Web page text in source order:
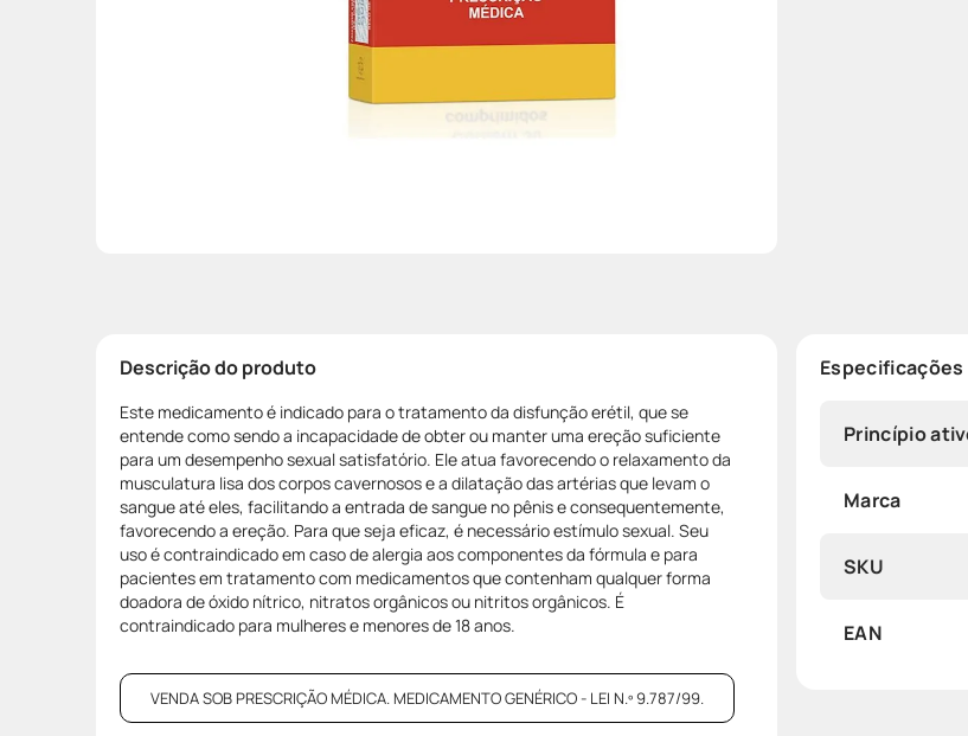
Descrição do produto
Este medicamento é indicado para o tratamento da disfunção erétil, que se
entende como sendo a incapacidade de obter ou manter uma ereção suficiente
para um desempenho sexual satisfatório. Ele atua favorecendo o relaxamento da
musculatura lisa dos corpos cavernosos e a dilatação das artérias que levam o
sangue até eles, facilitando a entrada de sangue no pênis e consequentemente,
favorecendo a ereção. Para que seja eficaz, é necessário estímulo sexual. Seu
uso é contraindicado em caso de alergia aos componentes da fórmula e para
pacientes em tratamento com medicamentos que contenham qualquer forma
doadora de óxido nítrico, nitratos orgânicos ou nitritos orgânicos. É
contraindicado para mulheres e menores de 18 anos.
VENDA SOB PRESCRIÇÃO MÉDICA. MEDICAMENTO GENÉRICO - LEI N.º 9.787/99.
Especificações
Princípio
Marca
SKU
EAN